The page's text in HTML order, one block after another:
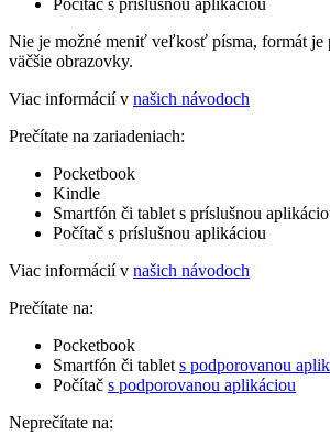
Počítač s príslušnou aplikáciou
Nie je možné meniť veľkosť písma, formát je
väčšie obrazovky.
Viac informácií v našich návodoch
Prečítate na zariadeniach:
Pocketbook
Kindle
Smartfón či tablet s príslušnou
Počítač s príslušnou aplikáciou
Viac informácií v našich návodoch
Prečítate na:
Pocketbook
Smartfón či tablet s podporovanou
Počítač s podporovanou aplikáciou
Neprečítate na: